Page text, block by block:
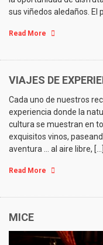
sus viñedos aledaños. El
Read More
VIAJES DE
Cada uno de nuestros
experiencia donde la
cultura se muestran en
exquisitos vinos,
aventura … al aire libre, […]
Read More
MICE